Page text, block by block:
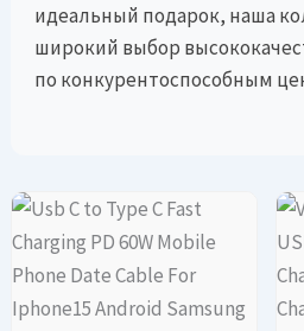
идеальный подарок, наша
широкий выбор
по конкурентоспособным